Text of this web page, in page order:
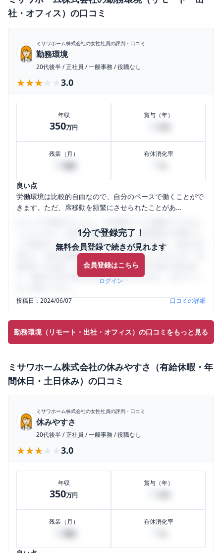
社・オフィス） の口コミ
ミサワホーム株式会社の女性社員の評判・口コミ
勤務環境
20代後半/正社員 /一般事務 /役職なし
★★★★★
★★★★★ 3.0
年収
350万円
賞与（年）
残業（月） 有休消化率
良い点
労働環境は比較的自由なので、自分のペースで働くことがで
きます。ただ、席移動を頻繁にさせられたことがあ...
1分で登録完了！
無料会員登録で続きが見れます
会員登録はこちら
ログイン
うになります。SHEHUB(シーハブ)は、女性限定の企業口コ
ミの投稿サイトです。給与面・女性の働きやすさ・会社の評
判など、女性の転職は気にすべき点がたくさんあります。先
輩社員（元社員）の口コミを通して、本当の会社の姿を知
り、将来の不安や現在の悩みを解消するために、ぜひサイト
投稿日：2024/06/07 口コミの詳細
勤務環境（リモート・出社・オフィス）の口コミをもっと見る
ミサワホーム株式会社の休みやすさ（有給休暇・年
間休日・土日休み） の口コミ
ミサワホーム株式会社の女性社員の評判・口コミ
休みやすさ
20代後半/正社員 /一般事務 /役職なし
★★★★★
★★★★★ 3.0
年収
350万円
賞与（年）
残業（月） 有休消化率